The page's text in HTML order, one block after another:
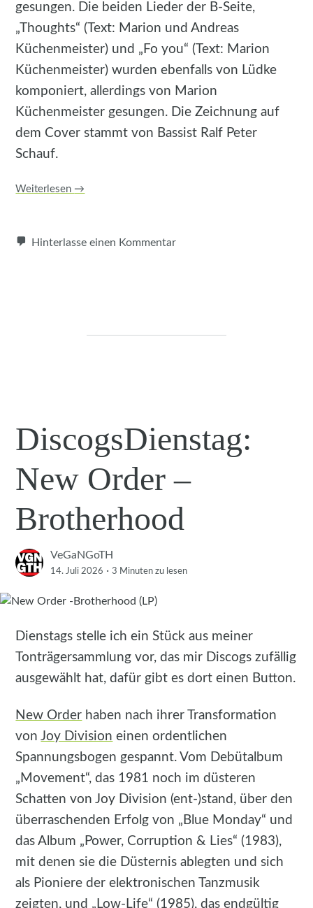
gesungen. Die beiden Lieder der B-Seite,
„Thoughts“ (Text: Marion und Andreas
Küchenmeister) und „Fo you“ (Text: Marion
Küchenmeister) wurden ebenfalls von Lüdke
komponiert, allerdings von Marion
Küchenmeister gesungen. Die Zeichnung auf
dem Cover stammt von Bassist Ralf Peter
Schauf.
Weiterlesen →
Hinterlasse einen Kommentar
DiscogsDienstag:
New Order –
Brotherhood
VeGaNGoTH
14. Juli 2026 ·3 Minuten zu lesen
Dienstags stelle ich ein Stück aus meiner
Tonträgersammlung vor, das mir Discogs zufällig
ausgewählt hat, dafür gibt es dort einen Button.
New Order haben nach ihrer Transformation
vonJoy Division einen ordentlichen
Spannungsbogen gespannt. Vom Debütalbum
„Movement“, das 1981 noch im düsteren
Schatten von Joy Division (ent-)stand, über den
überraschenden Erfolg von „Blue Monday“ und
das Album „Power, Corruption & Lies“ (1983),
mit denen sie die Düsternis ablegten und sich
als Pioniere der elektronischen Tanzmusik
zeigten, und „Low-Life“ (1985), das endgültig